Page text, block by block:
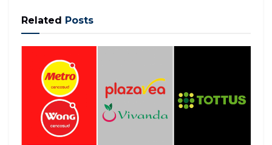
here.Some economists want you to quit your job,
lots of European workers are angry, and don’t look
now but fourth-quarter economic growth appears
kinda ugly. Goo…
%%item_leer_más_button%%
Related Posts